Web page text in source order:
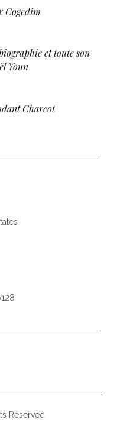
Cogedim
et toute son
Youn
Charcot
Reserved